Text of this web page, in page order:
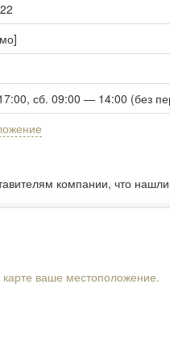
сб. 09:00 — 14:00 (без
компании, что
ваше местоположение.